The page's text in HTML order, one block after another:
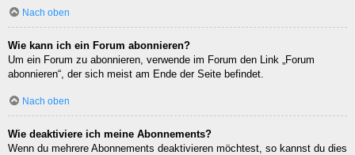
Nach oben
Wie kann ich ein Forum abonnieren?
Um ein Forum zu abonnieren, verwende im Forum den Link „Forum
abonnieren“, der sich meist am Ende der Seite befindet.
Nach oben
Wie deaktiviere ich meine Abonnements?
Wenn du mehrere Abonnements deaktivieren möchtest, so kannst du dies